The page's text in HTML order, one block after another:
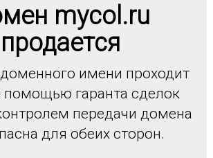
mycol.ru
продается
имени проходит
помощью гаранта сделок
передачи домена
для обеих сторон.